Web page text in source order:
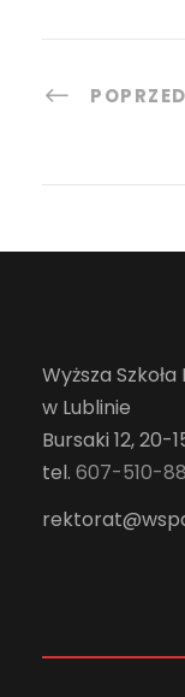
Wyższa
w Lublinie
Bursaki 12, 20-
tel. 607-510-